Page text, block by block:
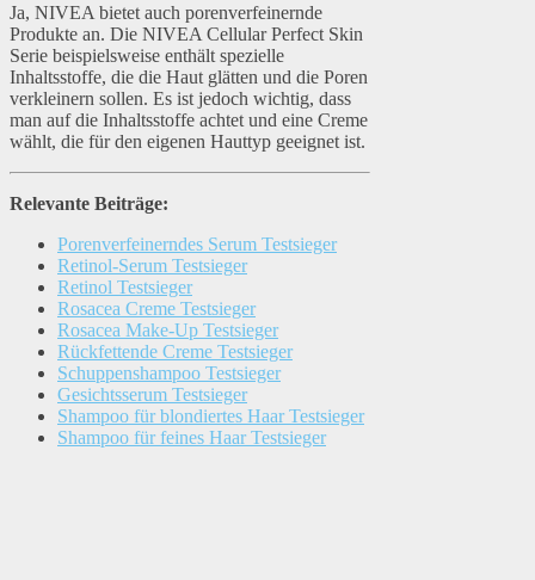
Ja, NIVEA bietet auch porenverfeinernde
Produkte an. Die NIVEA Cellular Perfect Skin
Serie beispielsweise enthält spezielle
Inhaltsstoffe, die die Haut glätten und die Poren
verkleinern sollen. Es ist jedoch wichtig, dass
man auf die Inhaltsstoffe achtet und eine Creme
wählt, die für den eigenen Hauttyp geeignet ist.
Relevante Beiträge:
Porenverfeinerndes Serum Testsieger
Retinol-Serum Testsieger
Retinol Testsieger
Rosacea Creme Testsieger
Rosacea Make-Up Testsieger
Rückfettende Creme Testsieger
Schuppenshampoo Testsieger
Gesichtsserum Testsieger
Shampoo für blondiertes Haar Testsieger
Shampoo für feines Haar Testsieger